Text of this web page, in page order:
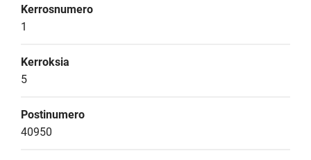
Kerrosnumero
1
Kerroksia
5
Postinumero
40950